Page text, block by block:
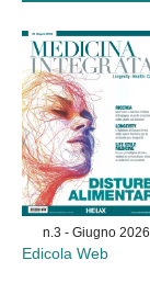
n.3 - Giugno 2026
Edicola Web